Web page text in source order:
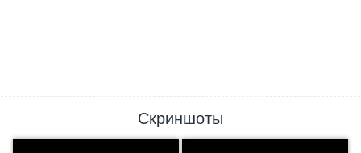
Скриншоты